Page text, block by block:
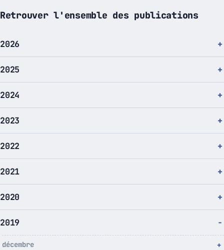
Retrouver l'ensemble des publications
2026
2025
2024
2023
2022
2021
2020
2019
décembre